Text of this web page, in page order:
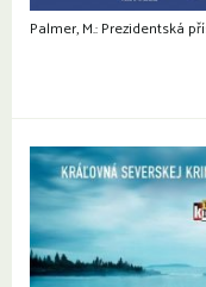
Palmer, M.: Prezidentská